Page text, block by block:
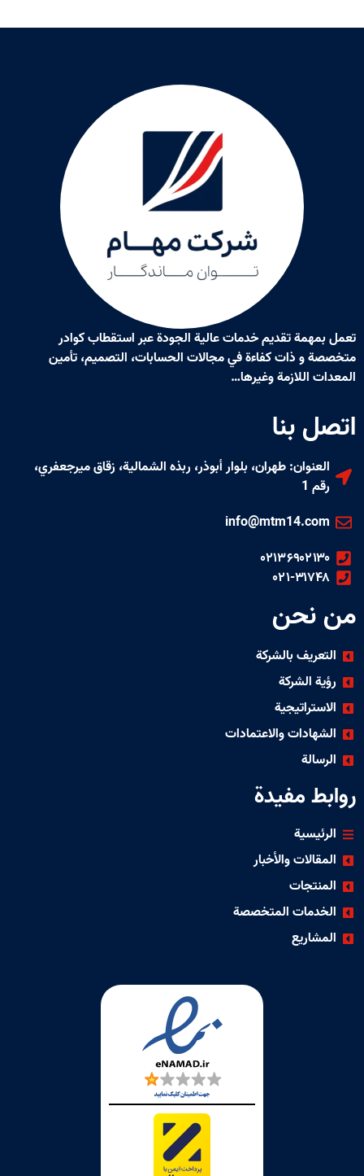
تقديم خدمات عالية الجودة عبر استقطاب كوادر
و ذات كفاءة في مجالات الحسابات، التصميم، تأمين
اللازمة وغيرها…
بنا
طهران، بلوار أبوذر، ربذه الشمالية، زقاق ميرجعفري،
۳۱۷۴۸
بالشركة
الشركة
والاعتمادات
مفيدة
والأخبار
المتخصصة